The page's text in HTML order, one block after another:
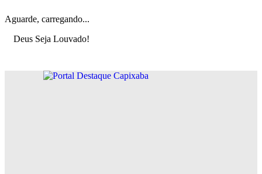
Aguarde, carregando...
Deus Seja Louvado!